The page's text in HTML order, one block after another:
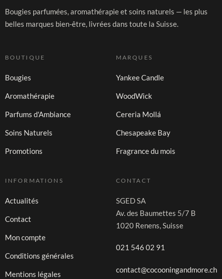
Bougies parfumées, aromathérapie et soins naturels — les plus
belles marques bien-être, livrées dans toute la Suisse.
BOUTIQUE
Bougies
Aromathérapie
Parfums d'Ambiance
Soins Naturels
Promotions
MARQUES
Yankee Candle
WoodWick
Cereria Mollá
Chesapeake Bay
Fragrance du mois
INFORMATIONS
Actualités
Contact
Mon compte
Conditions générales
Mentions légales
CONTACT
SGED SA
Av. des Baumettes 5/7 B
1020 Renens, Suisse
021 546 02 91
contact@cocooningandmore.ch